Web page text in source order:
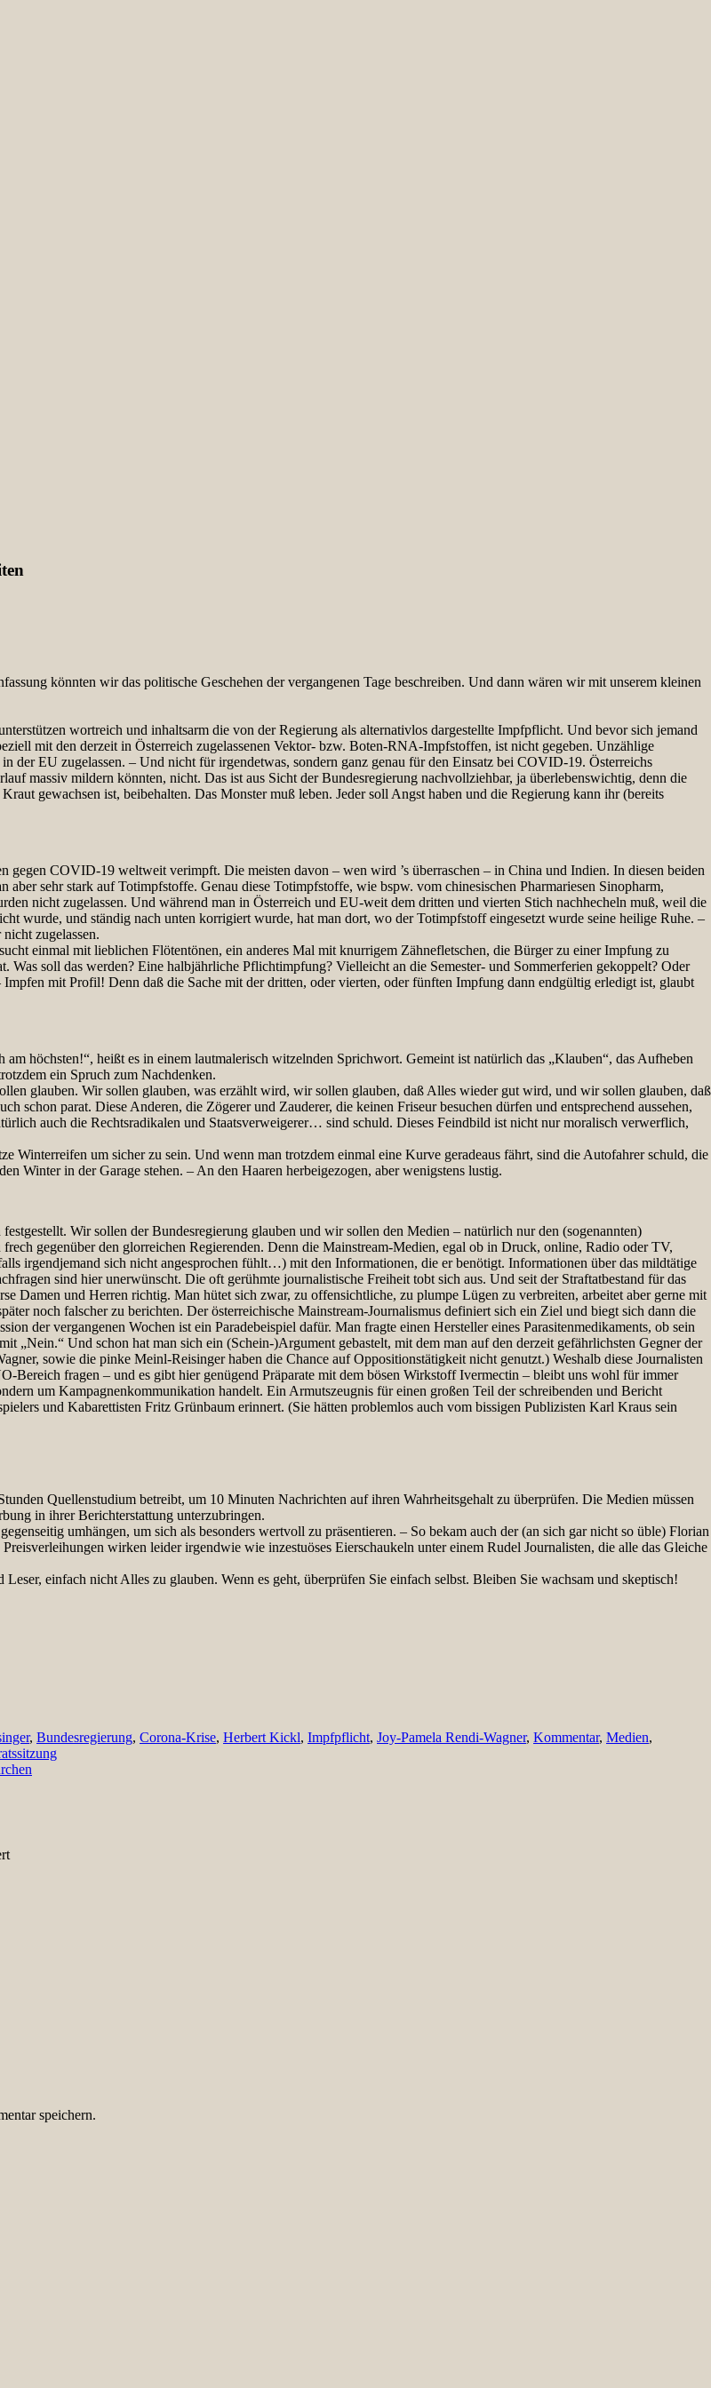
könnten wir das politische Geschehen der vergangenen Tage beschreiben. Und dann wären wir mit unserem kleinen
wortreich und inhaltsarm die von der Regierung als alternativlos dargestellte Impfpflicht. Und bevor sich jemand
mit den derzeit in Österreich zugelassenen Vektor- bzw. Boten-RNA-Impfstoffen, ist nicht gegeben. Unzählige
der EU zugelassen. – Und nicht für irgendetwas, sondern ganz genau für den Einsatz bei COVID-19. Österreichs
massiv mildern könnten, nicht. Das ist aus Sicht der Bundesregierung nachvollziehbar, ja überlebenswichtig, denn die
gewachsen ist, beibehalten. Das Monster muß leben. Jeder soll Angst haben und die Regierung kann ihr (bereits
COVID-19 weltweit verimpft. Die meisten davon – wen wird ’s überraschen – in China und Indien. In diesen beiden
sehr stark auf Totimpfstoffe. Genau diese Totimpfstoffe, wie bspw. vom chinesischen Pharmariesen Sinopharm,
nicht zugelassen. Und während man in Österreich und EU-weit dem dritten und vierten Stich nachhecheln muß, weil die
wurde, und ständig nach unten korrigiert wurde, hat man dort, wo der Totimpfstoff eingesetzt wurde seine heilige Ruhe. –
zugelassen.
einmal mit lieblichen Flötentönen, ein anderes Mal mit knurrigem Zähnefletschen, die Bürger zu einer Impfung zu
Was soll das werden? Eine halbjährliche Pflichtimpfung? Vielleicht an die Semester- und Sommerferien gekoppelt? Oder
mit Profil! Denn daß die Sache mit der dritten, oder vierten, oder fünften Impfung dann endgültig erledigt ist, glaubt
höchsten!“, heißt es in einem lautmalerisch witzelnden Sprichwort. Gemeint ist natürlich das „Klauben“, das Aufheben
ein Spruch zum Nachdenken.
glauben. Wir sollen glauben, was erzählt wird, wir sollen glauben, daß Alles wieder gut wird, und wir sollen glauben, daß
schon parat. Diese Anderen, die Zögerer und Zauderer, die keinen Friseur besuchen dürfen und entsprechend aussehen,
auch die Rechtsradikalen und Staatsverweigerer… sind schuld. Dieses Feindbild ist nicht nur moralisch verwerflich,
Winterreifen um sicher zu sein. Und wenn man trotzdem einmal eine Kurve geradeaus fährt, sind die Autofahrer schuld, die
Winter in der Garage stehen. – An den Haaren herbeigezogen, aber wenigstens lustig.
Wir sollen der Bundesregierung glauben und wir sollen den Medien – natürlich nur den (sogenannten)
gegenüber den glorreichen Regierenden. Denn die Mainstream-Medien, egal ob in Druck, online, Radio oder TV,
irgendjemand sich nicht angesprochen fühlt…) mit den Informationen, die er benötigt. Informationen über das mildtätige
sind hier unerwünscht. Die oft gerühmte journalistische Freiheit tobt sich aus. Und seit der Straftatbestand für das
Damen und Herren richtig. Man hütet sich zwar, zu offensichtliche, zu plumpe Lügen zu verbreiten, arbeitet aber gerne mit
noch falscher zu berichten. Der österreichische Mainstream-Journalismus definiert sich ein Ziel und biegt sich dann die
der vergangenen Wochen ist ein Paradebeispiel dafür. Man fragte einen Hersteller eines Parasitenmedikaments, ob sein
Und schon hat man sich ein (Schein-)Argument gebastelt, mit dem man auf den derzeit gefährlichsten Gegner der
sowie die pinke Meinl-Reisinger haben die Chance auf Oppositionstätigkeit nicht genutzt.) Weshalb diese Journalisten
fragen – und es gibt hier genügend Präparate mit dem bösen Wirkstoff Ivermectin – bleibt uns wohl für immer
um Kampagnenkommunikation handelt. Ein Armutszeugnis für einen großen Teil der schreibenden und Bericht
und Kabarettisten Fritz Grünbaum erinnert. (Sie hätten problemlos auch vom bissigen Publizisten Karl Kraus sein
Quellenstudium betreibt, um 10 Minuten Nachrichten auf ihren Wahrheitsgehalt zu überprüfen. Die Medien müssen
in ihrer Berichterstattung unterzubringen.
umhängen, um sich als besonders wertvoll zu präsentieren. – So bekam auch der (an sich gar nicht so üble) Florian
wirken leider irgendwie wie inzestuöses Eierschaukeln unter einem Rudel Journalisten, die alle das Gleiche
einfach nicht Alles zu glauben. Wenn es geht, überprüfen Sie einfach selbst. Bleiben Sie wachsam und skeptisch!
, Bundesregierung, Corona-Krise, Herbert Kickl, Impfpflicht, Joy-Pamela Rendi-Wagner, Kommentar, Medien,
speichern.